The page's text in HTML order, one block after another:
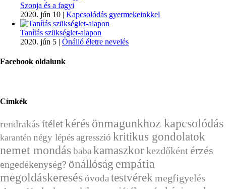
Szonja és a fagyi
2020. jún 10 | Kapcsolódás gyermekeinkkel
Tanítás szükséglet-alapon
2020. jún 5 | Önálló életre nevelés
Facebook oldalunk
Címkék
rendrakás ítéletkérés önmagunkhoz kapcsolódás
karantén négy lépésagresszió kritikus gondolatok
nemet mondásbaba kamaszkorkezdőként érzés
engedékenység? önállóság empátia
megoldáskeresésóvoda testvérek megfigyelés